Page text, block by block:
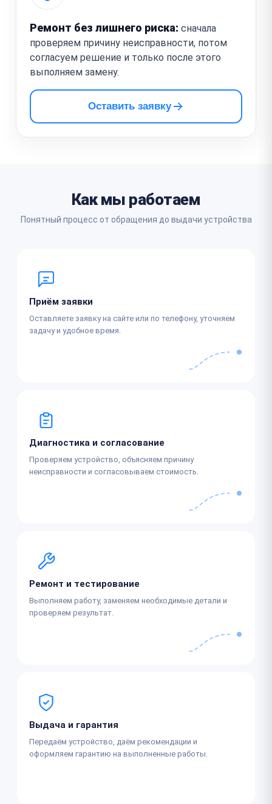
Ремонт без лишнего риска: сначала
проверяем причину неисправности, потом
согласуем решение и только после этого
выполняем замену.
Оставить заявку
Как мы работаем
Понятный процесс от обращения до выдачи устройства
Приём заявки
Оставляете заявку на сайте или по телефону, уточняем
задачу и удобное время.
Диагностика и согласование
Проверяем устройство, объясняем причину
неисправности и согласовываем стоимость.
Ремонт и тестирование
Выполняем работу, заменяем необходимые детали и
проверяем результат.
Выдача и гарантия
Передаём устройство, даём рекомендации и
оформляем гарантию на выполненные работы.